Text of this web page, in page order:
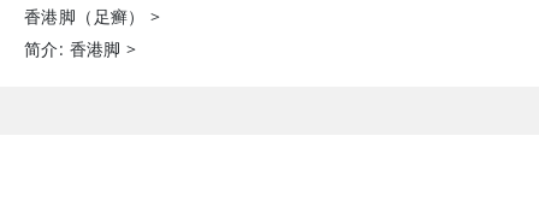
香港脚（足癣）
>
简介: 香港脚 >